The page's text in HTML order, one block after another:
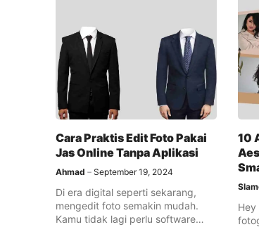
Cara Praktis Edit Foto Pakai
Jas Online Tanpa Aplikasi
Ahmad September 19, 2024
Di era digital seperti sekarang,
mengedit foto semakin mudah.
Kamu tidak lagi perlu software
10